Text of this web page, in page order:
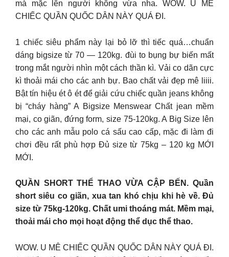
mà mặc lên người không vừa nha. WOW. U MÊ
CHIẾC QUẦN QUỐC DÂN NÀY QUÁ ĐI.
1 chiếc siêu phẩm này lại bỏ lỡ thì tiếc quá…chuẩn
dáng bigsize từ 70 — 120kg. đùi to bụng bự biến mất
trong mắt người nhìn một cách thần kì. Vải co dãn cực
kì thoải mái cho các anh bự. Bao chất vải đẹp mê liiii.
Bật tín hiệu ét ô ét để giải cứu chiếc quần jeans không
bị “cháy hàng” A Bigsize Menswear Chất jean mềm
mại, co giãn, đứng form, size 75-120kg. A Big Size lên
cho các anh mẫu polo cá sấu cao cấp, mặc đi làm đi
chơi đều rất phù hợp Đủ size từ 75kg – 120 kg MỚI
MỚI.
QUẦN SHORT THỂ THAO VỪA CẬP BẾN. Quần
short siêu co giãn, xua tan khó chịu khi hè về. Đủ
size từ 75kg-120kg. Chất umi thoáng mát. Mềm mại,
thoải mái cho mọi hoạt động thể dục thể thao.
WOW. U MÊ CHIẾC QUẦN QUỐC DÂN NÀY QUÁ ĐI.